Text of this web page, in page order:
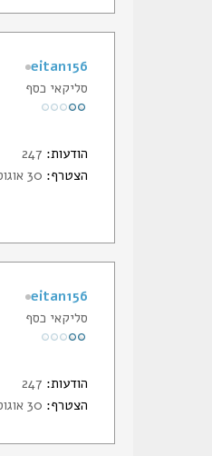
eitan156
סליקאי כסף
הודעות:
הצטרף:
eitan156
סליקאי כסף
הודעות:
הצטרף: